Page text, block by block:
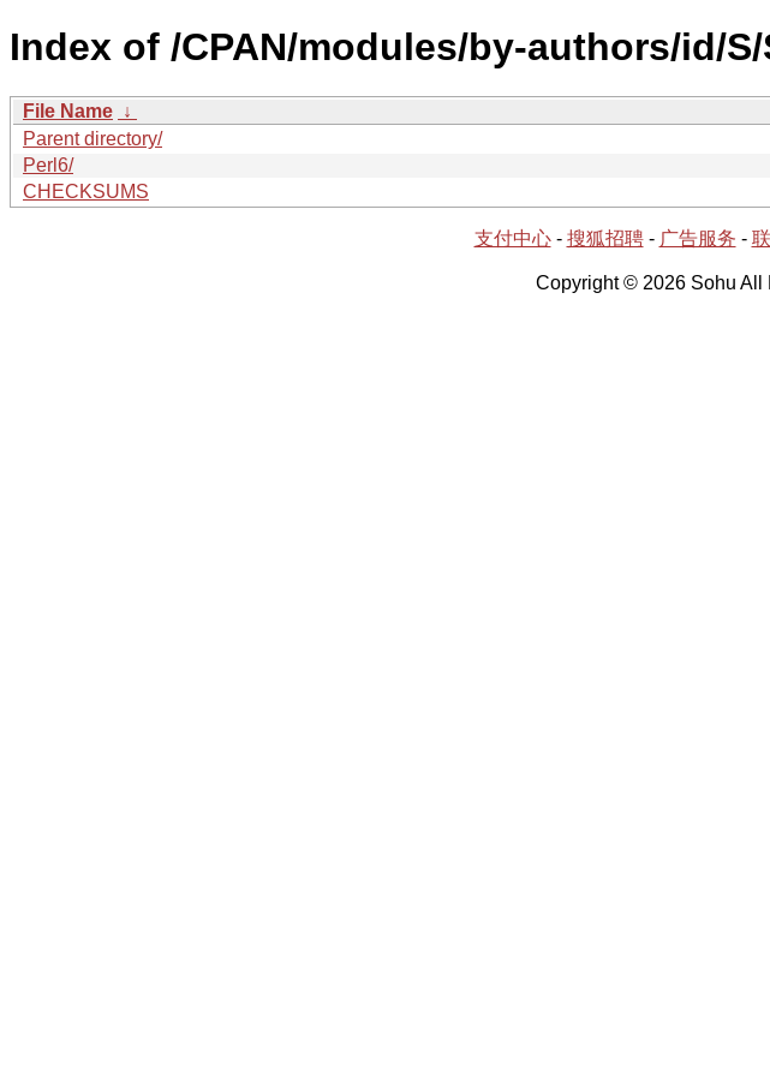
Index of /CPAN/modules/by-authors/id/S/
File Name ↓
Parent directory/
Perl6/
CHECKSUMS
支付中心- 搜狐招聘- 广告服务 -
Copyright © 2026 Sohu All